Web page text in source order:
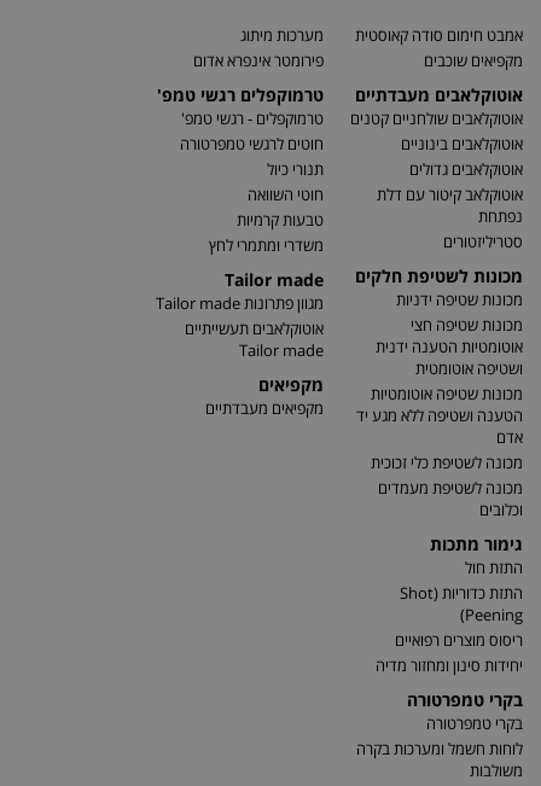
אמבט חימום סודה קאוסטית
מקפיאים שוכבים
אוטוקלאבים מעבדתיים
אוטוקלאבים שולחניים קטנים
אוטוקלאבים בינוניים
אוטוקלאבים גדולים
אוטוקלאב קיטור עם דלת
נפתחת
סטריליזטורים
מכונות לשטיפת חלקים
מכונות שטיפה ידניות
מכונות שטיפה חצי
אוטומטיות הטענה ידנית
ושטיפה אוטומטית
מכונות שטיפה אוטומטיות
הטענה ושטיפה ללא מגע יד
אדם
מכונה לשטיפת כלי זכוכית
מכונה לשטיפת מעמדים
וכלובים
גימור מתכות
התזת חול
התזת כדוריות (Shot
Peening)
ריסוס מוצרים רפואיים
יחידות סינון ומחזור מדיה
בקרי טמפרטורה
בקרי טמפרטורה
לוחות חשמל ומערכות בקרה
משולבות
מערכות מיתוג
פירומטר אינפרא אדום
טרמוקפלים רגשי טמפ'
טרמוקפלים - רגשי טמפ'
חוטים לרגשי טמפרטורה
תנורי כיול
חוטי השוואה
טבעות קרמיות
משדרי ומתמרי לחץ
Tailor made
מגוון פתרונות Tailor made
אוטוקלאבים תעשייתיים
Tailor made
מקפיאים
מקפיאים מעבדתיים